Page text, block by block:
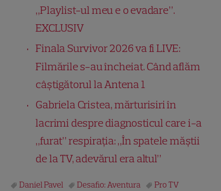
„Playlist-ul meu e o evadare”.
EXCLUSIV
Finala Survivor 2026 va fi LIVE:
Filmările s-au încheiat. Când aflăm
câștigătorul la Antena 1
Gabriela Cristea, mărturisiri în
lacrimi despre diagnosticul care i-a
„furat” respirația: „În spatele măștii
de la TV, adevărul era altul”
Daniel Pavel Desafio: Aventura Pro TV